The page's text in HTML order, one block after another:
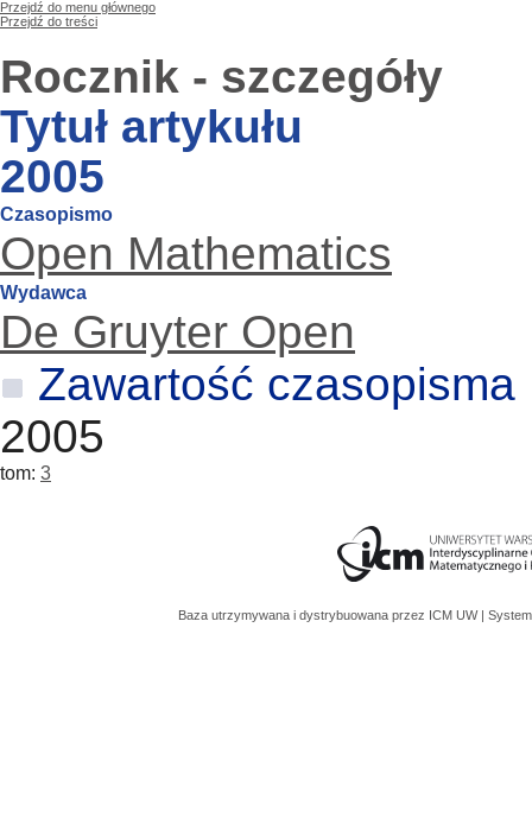
Przejdź do menu głównego
Przejdź do treści
Rocznik - szczegóły
Tytuł artykułu
2005
Czasopismo
Open Mathematics
Wydawca
De Gruyter Open
Zawartość czasopisma
2005
tom: 3
Baza utrzymywana i dystrybuowana przez ICM UW |